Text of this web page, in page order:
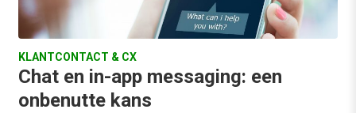
KLANTCONTACT & CX
Chat en in-app messaging: een
onbenutte kans